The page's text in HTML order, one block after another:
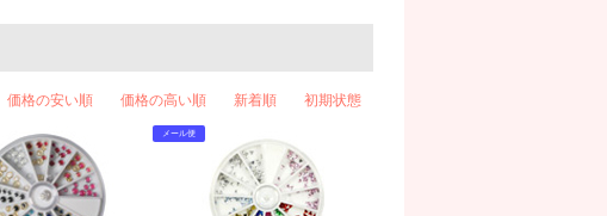
価格の安い順 価格の高い順 新着順 初期状態
メール便